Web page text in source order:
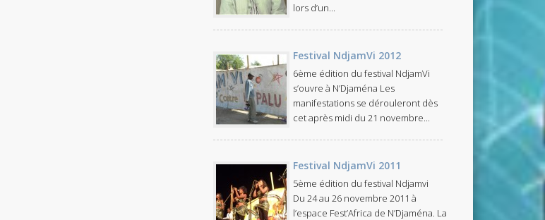
lors d’un...
Festival NdjamVi 2012
6ème édition du festival NdjamVi
s’ouvre à N’Djaména Les
manifestations se dérouleront dès
cet après midi du 21 novembre...
Festival NdjamVi 2011
5ème édition du festival Ndjamvi
Du 24 au 26 novembre 2011 à
l’espace Fest’Africa de N’Djaména. La